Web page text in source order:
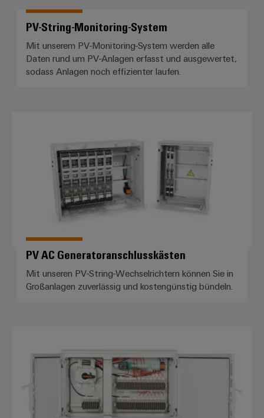
PV-String-Monitoring-System
Mit unserem PV-Monitoring-System werden alle
Daten rund um PV-Anlagen erfasst und ausgewertet,
sodass Anlagen noch effizienter laufen.
PV AC Generatoranschlusskästen
Mit unseren PV-String-Wechselrichtern können Sie in
Großanlagen zuverlässig und kostengünstig bündeln.